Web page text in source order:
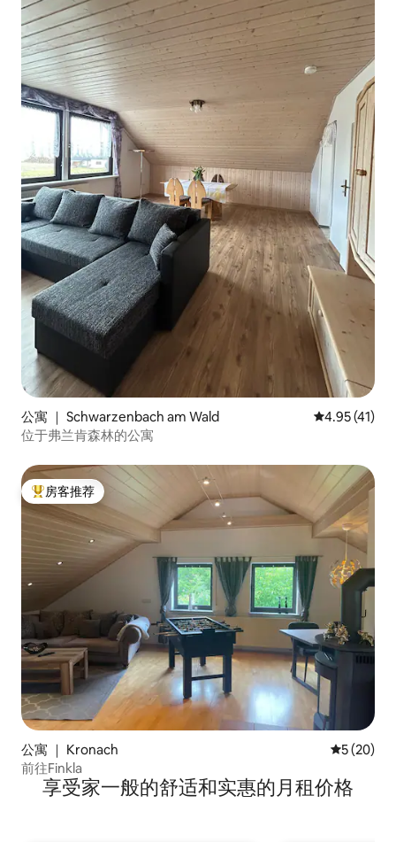
公寓 ｜ Schwarzenbach am Wald 平均评分
4.95 (41)
位于弗兰肯森林的公寓
热门「房客推荐」
房客推荐
公寓 ｜ Kronach 平均评分
5 (20)
前往Finkla
享受家一般的舒适和实惠的月租价格